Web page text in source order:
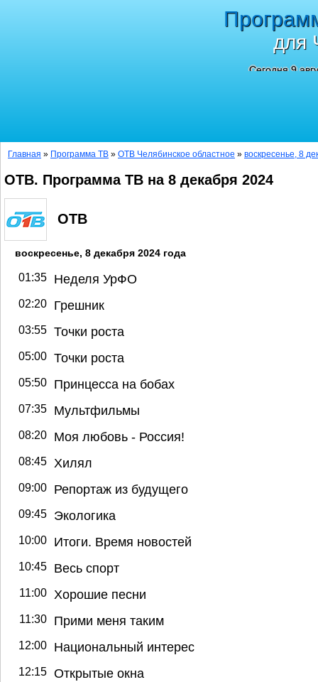
для
Сегодня 9
Главная » Программа ТВ » ОТВ Челябинское областное » воскресенье, 8
ОТВ. Программа ТВ на 8 декабря 2024
ОТВ
воскресенье, 8 декабря 2024 года
01:35 Неделя УрФО
02:20 Грешник
03:55 Точки роста
05:00 Точки роста
05:50 Принцесса на бобах
07:35 Мультфильмы
08:20 Моя любовь - Россия!
08:45 Хилял
09:00 Репортаж из будущего
09:45 Экологика
10:00 Итоги. Время новостей
10:45 Весь спорт
11:00 Хорошие песни
11:30 Прими меня таким
12:00 Национальный интерес
12:15 Открытые окна